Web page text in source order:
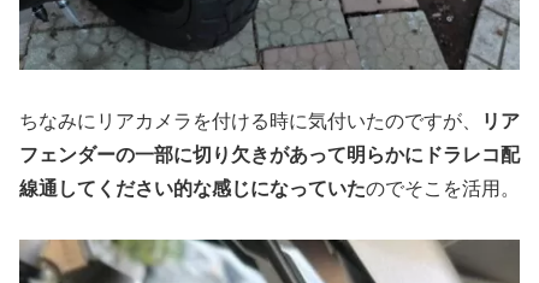
ちなみにリアカメラを付ける時に気付いたのですが、
リア
フェンダーの一部に切り欠きがあって明らかにドラレコ配
線通してください的な感じになっていたのでそこを活用。